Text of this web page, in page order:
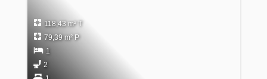
118,43 m² T
79,39 m² P
1
2